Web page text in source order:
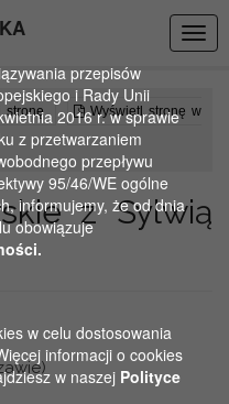
Wyświetl stronę w
z Sylwią
przepisów
i Rady Unii
2016 r. w sprawie
z przetwarzaniem
przepływu
95/46/WE ogólne
informujemy, że od dnia
obowiązuje
w celu dostosowania
informacji o cookies
w naszej Polityce